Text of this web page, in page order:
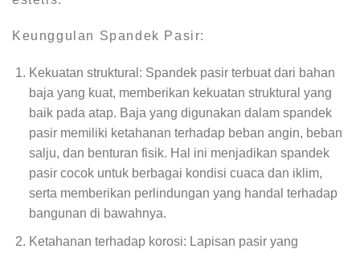
Keunggulan Spandek Pasir:
Kekuatan struktural: Spandek pasir terbuat dari bahan
baja yang kuat, memberikan kekuatan struktural yang
baik pada atap. Baja yang digunakan dalam spandek
pasir memiliki ketahanan terhadap beban angin, beban
salju, dan benturan fisik. Hal ini menjadikan spandek
pasir cocok untuk berbagai kondisi cuaca dan iklim,
serta memberikan perlindungan yang handal terhadap
bangunan di bawahnya.
Ketahanan terhadap korosi: Lapisan pasir yang